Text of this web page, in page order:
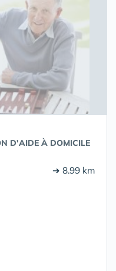
D'AIDE À DOMICILE
➔ 8.99 km